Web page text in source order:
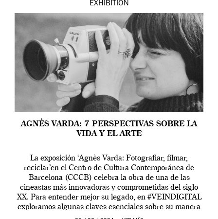
EXHIBITION
AGNÈS VARDA: 7 PERSPECTIVAS SOBRE LA
VIDA Y EL ARTE
La exposición ‘Agnès Varda: Fotografiar, filmar,
reciclar’en el Centro de Cultura Contemporánea de
Barcelona (CCCB) celebra la obra de una de las
cineastas más innovadoras y comprometidas del siglo
XX. Para entender mejor su legado, en #VEINDIGITAL
exploramos algunas claves esenciales sobre su manera
de entender la vida, el cine y el arte contemporáneo.